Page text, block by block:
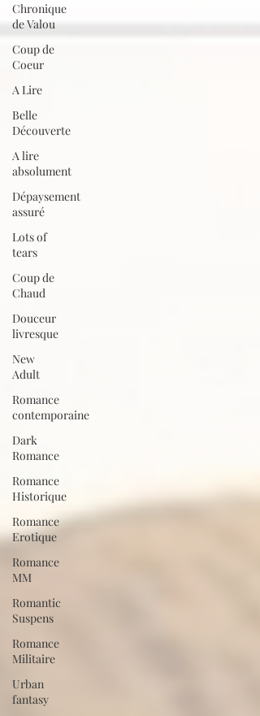
Chronique
de Valou
Coup de
Coeur
A Lire
Belle
Découverte
A lire
absolument
Dépaysement
assuré
Lots of
tears
Coup de
Chaud
Douceur
livresque
New
Adult
Romance
contemporaine
Dark
Romance
Romance
Historique
Romance
Erotique
Romance
MM
Romantic
Suspens
Romance
Militaire
Urban
fantasy